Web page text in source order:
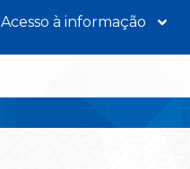
Acesso à informação